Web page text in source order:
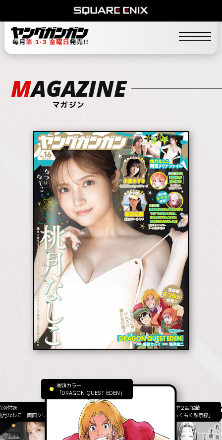
MAGAZINE
マガジン
別付録
月なしこ 両面クリアファイル
巻頭カラー
「DRAGON QUEST EDEN」
読み切り 一挙２話掲載
「ヤニカスもくもく黙示録」